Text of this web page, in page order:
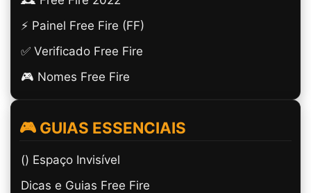
⚡ Painel Free Fire (FF)
✅ Verificado Free Fire
🎮 Nomes Free Fire
🎮 GUIAS ESSENCIAIS
(ㅤ) Espaço Invisível
Dicas e Guias Free Fire